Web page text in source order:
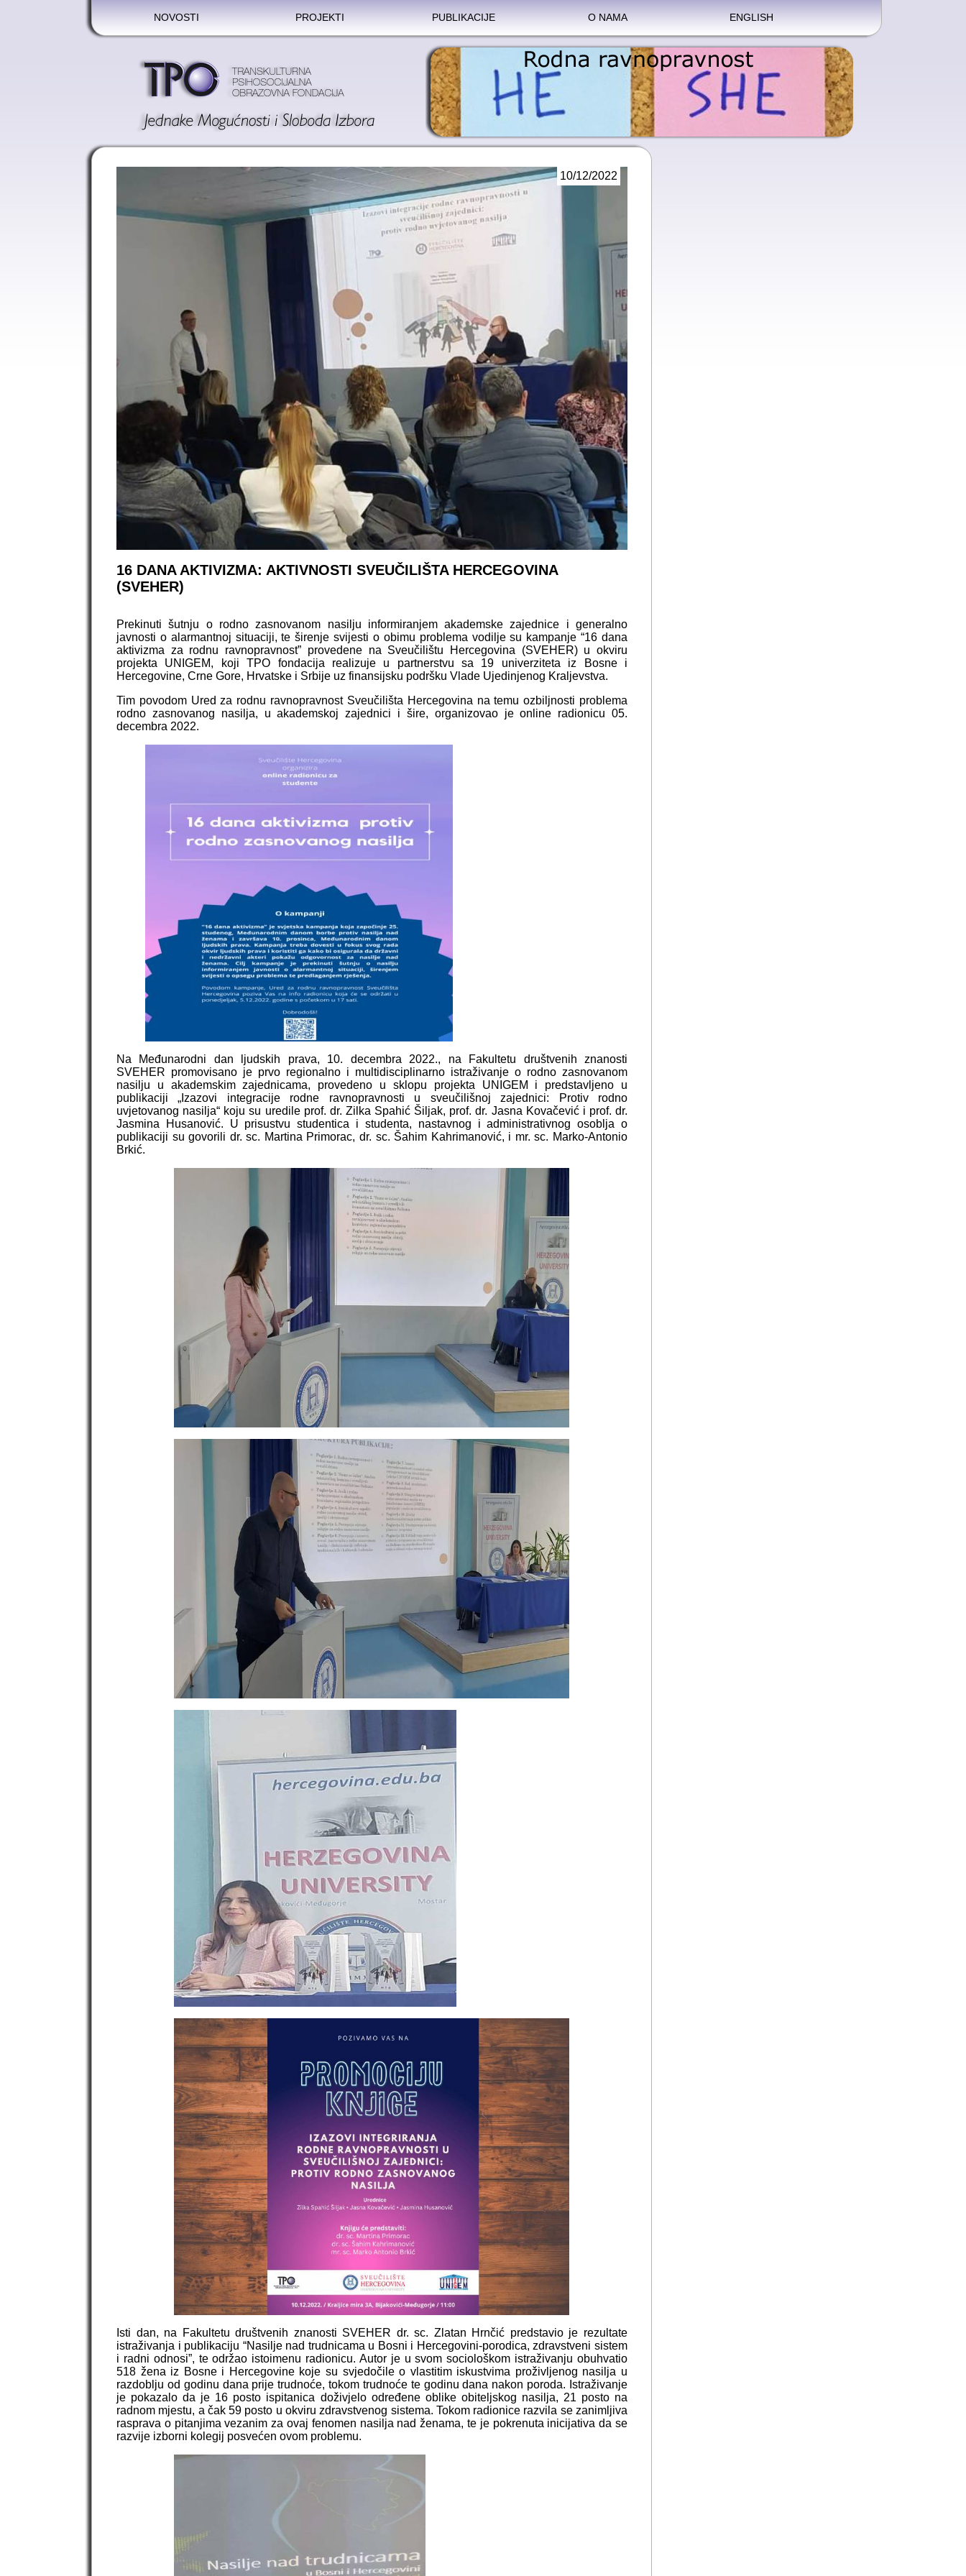
NOVOSTI PROJEKTI PUBLIKACIJE O NAMA ENGLISH
10/12/2022
16 DANA AKTIVIZMA: AKTIVNOSTI SVEUČILIŠTA HERCEGOVINA
(SVEHER)
Prekinuti šutnju o rodno zasnovanom nasilju informiranjem akademske zajednice i generalno
javnosti o alarmantnoj situaciji, te širenje svijesti o obimu problema vodilje su kampanje “16 dana
aktivizma za rodnu ravnopravnost” provedene na Sveučilištu Hercegovina (SVEHER) u okviru
projekta UNIGEM, koji TPO fondacija realizuje u partnerstvu sa 19 univerziteta iz Bosne i
Hercegovine, Crne Gore, Hrvatske i Srbije uz finansijsku podršku Vlade Ujedinjenog Kraljevstva.
Tim povodom Ured za rodnu ravnopravnost Sveučilišta Hercegovina na temu ozbiljnosti problema
rodno zasnovanog nasilja, u akademskoj zajednici i šire, organizovao je online radionicu 05.
decembra 2022.
Na Međunarodni dan ljudskih prava, 10. decembra 2022., na Fakultetu društvenih znanosti
SVEHER promovisano je prvo regionalno i multidisciplinarno istraživanje o rodno zasnovanom
nasilju u akademskim zajednicama, provedeno u sklopu projekta UNIGEM i predstavljeno u
publikaciji „Izazovi integracije rodne ravnopravnosti u sveučilišnoj zajednici: Protiv rodno
uvjetovanog nasilja“ koju su uredile prof. dr. Zilka Spahić Šiljak, prof. dr. Jasna Kovačević i prof. dr.
Jasmina Husanović. U prisustvu studentica i studenta, nastavnog i administrativnog osoblja o
publikaciji su govorili dr. sc. Martina Primorac, dr. sc. Šahim Kahrimanović, i mr. sc. Marko-Antonio
Brkić.
Isti dan, na Fakultetu društvenih znanosti SVEHER dr. sc. Zlatan Hrnčić predstavio je rezultate
istraživanja i publikaciju “Nasilje nad trudnicama u Bosni i Hercegovini-porodica, zdravstveni sistem
i radni odnosi”, te održao istoimenu radionicu. Autor je u svom sociološkom istraživanju obuhvatio
518 žena iz Bosne i Hercegovine koje su svjedočile o vlastitim iskustvima proživljenog nasilja u
razdoblju od godinu dana prije trudnoće, tokom trudnoće te godinu dana nakon poroda. Istraživanje
je pokazalo da je 16 posto ispitanica doživjelo određene oblike obiteljskog nasilja, 21 posto na
radnom mjestu, a čak 59 posto u okviru zdravstvenog sistema. Tokom radionice razvila se zanimljiva
rasprava o pitanjima vezanim za ovaj fenomen nasilja nad ženama, te je pokrenuta inicijativa da se
razvije izborni kolegij posvećen ovom problemu.